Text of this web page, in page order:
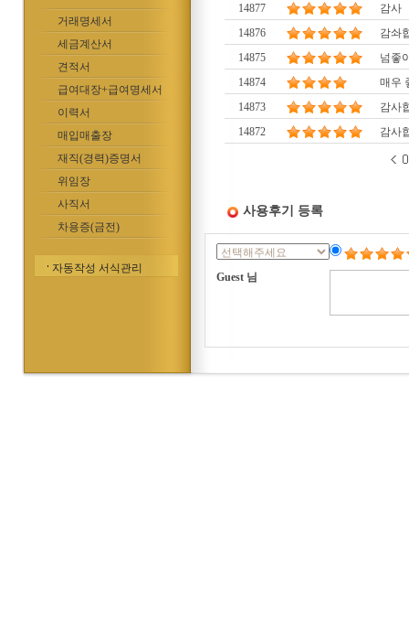
거래명세서
세금계산서
견적서
급여대장+급여명세서
이력서
매입매출장
재직(경력)증명서
위임장
사직서
차용증(금전)
자동작성 서식관리
14877
감사
14876
감솨
14875
넘좋
14874
매우
14873
감사
14872
감사
사용후기 등록
Guest 님